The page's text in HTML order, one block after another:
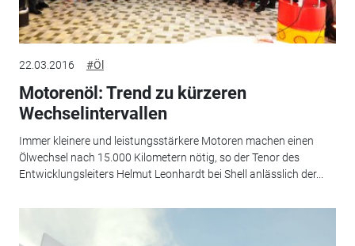
22.03.2016 #Öl
Motorenöl: Trend zu kürzeren
Wechselintervallen
Immer kleinere und leistungsstärkere Motoren machen einen
Ölwechsel nach 15.000 Kilometern nötig, so der Tenor des
Entwicklungsleiters Helmut Leonhardt bei Shell anlässlich der...